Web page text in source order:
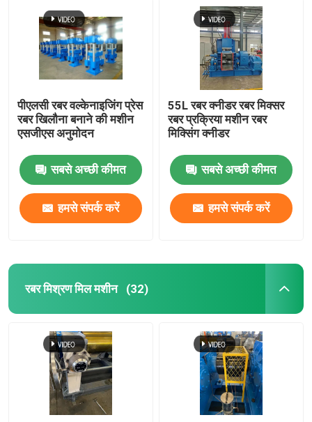
पीएलसी रबर वल्केनाइजिंग प्रेस
रबर खिलौना बनाने की मशीन
एसजीएस अनुमोदन
सबसे अच्छी कीमत
हमसे संपर्क करें
55L रबर क्नीडर रबर मिक्सर
रबर प्रक्रिया मशीन रबर
मिक्सिंग क्नीडर
सबसे अच्छी कीमत
हमसे संपर्क करें
रबर मिश्रण मिल मशीन (32)